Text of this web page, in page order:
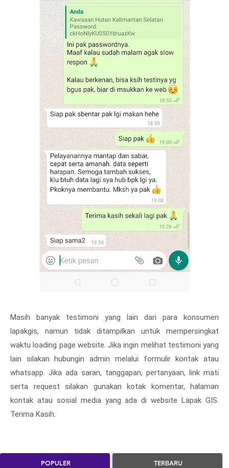
Masih banyak testimoni yang lain dari para konsumen
lapakgis, namun tidak ditampilkan untuk mempersingkat
waktu loading page website. Jika ingin melihat testimoni yang
lain silakan hubungin admin melalui formulir kontak atau
whatsapp. Jika ada saran, tanggapan, pertanyaan, link mati
serta request silakan gunakan kotak komentar, halaman
kontak atau sosial media yang ada di website Lapak GIS.
Terima Kasih.
POPULER TERBARU